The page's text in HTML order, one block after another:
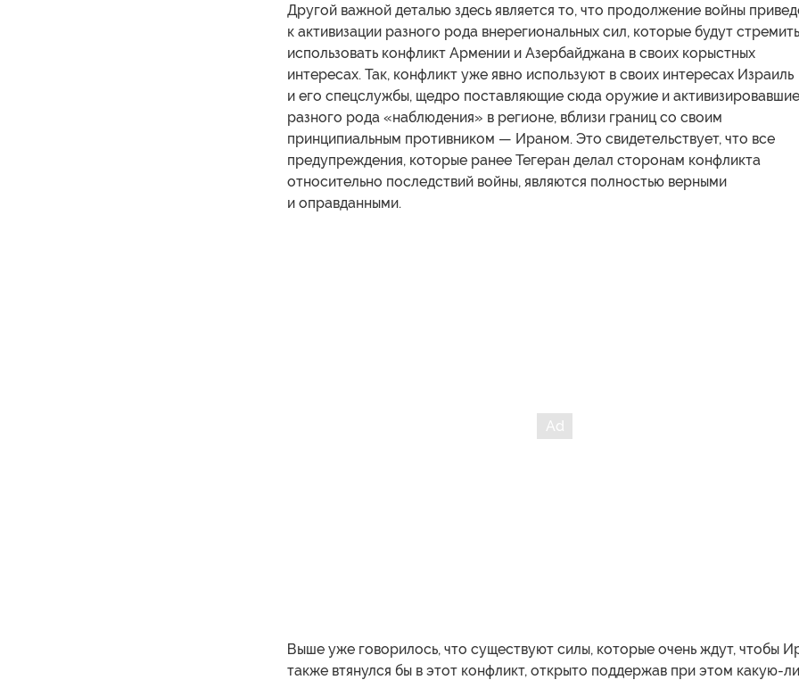
Другой важной деталью здесь является то, что продолжение войны
к активизации разного рода внерегиональных сил, которые будут
использовать конфликт Армении и Азербайджана в своих корыстных
интересах. Так, конфликт уже явно используют в своих интересах Израиль
и его спецслужбы, щедро поставляющие сюда оружие и активизировавшие
разного рода «наблюдения» в регионе, вблизи границ со своим
принципиальным противником — Ираном. Это свидетельствует, что все
предупреждения, которые ранее Тегеран делал сторонам конфликта
относительно последствий войны, являются полностью верными
и оправданными.
Выше уже говорилось, что существуют силы, которые очень ждут, чтобы
также втянулся бы в этот конфликт, открыто поддержав при этом какую-